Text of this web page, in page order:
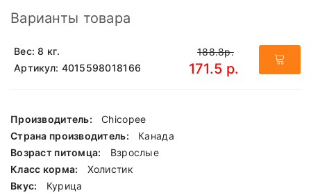
Варианты товара
Вес: 8 кг.
Артикул: 4015598018166
188.8р.
171.5 р.
Производитель:
Chicopee
Страна производитель:
Канада
Возраст питомца:
Взрослые
Класс корма:
Холистик
Вкус:
Курица